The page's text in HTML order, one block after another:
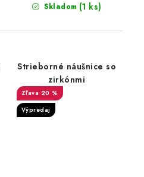
Skladom (1 ks)
Strieborné náušnice so
zirkónmi
20 %
Výpredaj